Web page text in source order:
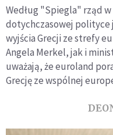
Według "Spiegla" rząd
dotychczasowej polityce
wyjścia Grecji ze strefy
Angela Merkel, jak i
uważają, że euroland
Grecję ze wspólnej